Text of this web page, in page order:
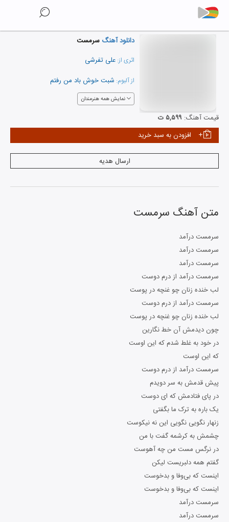
دانلود آهنگ سرمست
اثری از: علی تفرشی
از آلبوم: شبت خوش باد من رفتم
نمایش همه هنرمندان
قیمت آهنگ: ۵,۵۹۹ ت
افزودن به سبد خرید
ارسال هدیه
متن آهنگ سرمست
سرمست درآمد
سرمست درآمد
سرمست درآمد
سرمست درآمد از درم دوست
لب خنده زنان چو غنچه در پوست
سرمست درآمد از درم دوست
لب خنده زنان چو غنچه در پوست
چون دیدمش آن خط نگارین
در خود به غلط شدم که این اوست
که این اوست
سرمست درآمد از درم دوست
پیش قدمش به سر دویدم
در پای فتادمش که ای دوست
یک باره به ترک ما بگفتی
زنهار نگویی نگویی این نه نیکوست
چشمش به کرشمه گفت با من
در نرگس مست من چه آهوست
گفتم همه دلبریست لیکن
اینست که بی‌وفا و بدخوست
اینست که بی‌وفا و بدخوست
سرمست درآمد
سرمست درآمد